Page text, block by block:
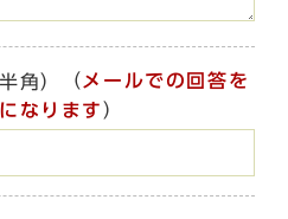
角） （ メールでの回答を
なります ）